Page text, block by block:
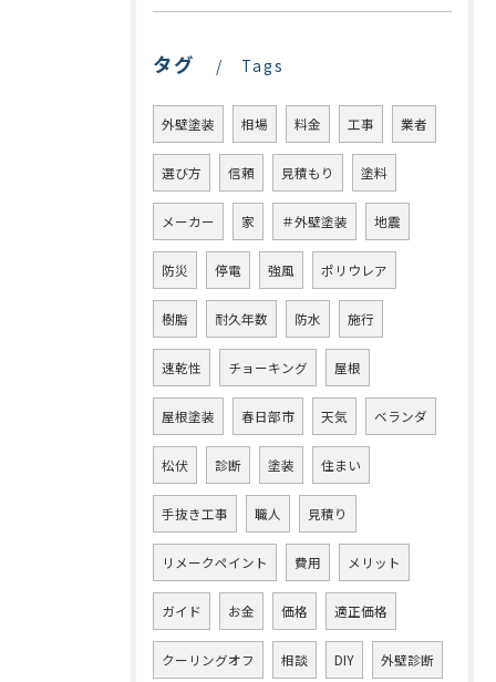
タグ Tags
外壁塗装 相場 料金 工事 業者
選び方 信頼 見積もり 塗料
メーカー 家 ＃外壁塗装 地震
防災 停電 強風 ポリウレア
樹脂 耐久年数 防水 施行
速乾性 チョーキング 屋根
屋根塗装 春日部市 天気 ベランダ
松伏 診断 塗装 住まい
手抜き工事 職人 見積り
リメークペイント 費用 メリット
ガイド お金 価格 適正価格
クーリングオフ 相談 DIY 外壁診断